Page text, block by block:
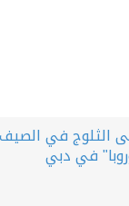
الثلوج في
في دبي